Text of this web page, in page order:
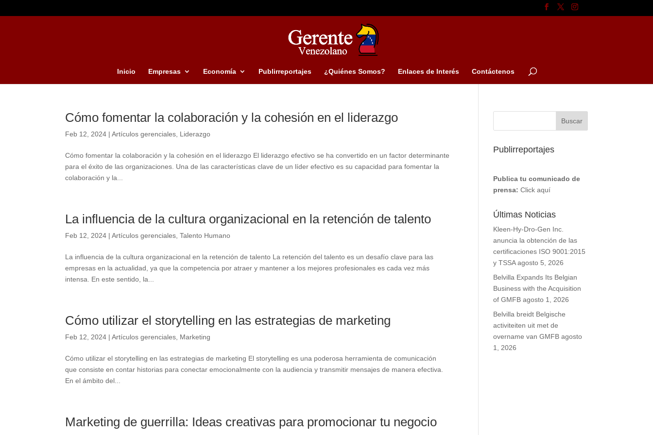
Inicio Empresas Economía Publirreportajes ¿Quiénes Somos? Enlaces de Interés Contáctenos
Cómo fomentar la colaboración y la cohesión en el liderazgo
Feb 12, 2024 |Artículos gerenciales Liderazgo
Cómo fomentar la colaboración y la cohesión en el liderazgo El liderazgo efectivo se ha convertido en un factor determinante
para el éxito de las organizaciones. Una de las características clave de un líder efectivo es su capacidad para fomentar la
colaboración y la...
La influencia de la cultura organizacional en la retención de talento
Feb 12, 2024 |Artículos gerenciales ,Talento Humano
La influencia de la cultura organizacional en la retención de talento La retención del talento es un desafío clave para las
empresas en la actualidad, ya que la competencia por atraer y mantener a los mejores profesionales es cada vez más
intensa. En este sentido, la...
Cómo utilizar el storytelling en las estrategias de marketing
Feb 12, 2024 |Artículos gerenciales Marketing
Cómo utilizar el storytelling en las estrategias de marketing El storytelling es una poderosa herramienta de comunicación
que consiste en contar historias para conectar emocionalmente con la audiencia y transmitir mensajes de manera efectiva.
En el ámbito del...
Marketing de guerrilla: Ideas creativas para promocionar tu negocio
Publirreportajes
Publica tu comunicado de
prensa: Click aquí
Últimas Noticias
Kleen-Hy-Dro-Gen Inc.
anuncia la obtención de las
certificaciones ISO 9001:2015
y TSSA agosto 5, 2026
Belvilla Expands Its Belgian
Business with the Acquisition
of GMFB agosto 1, 2026
Belvilla breidt Belgische
activiteiten uit met de
overname van GMFB agosto
1, 2026